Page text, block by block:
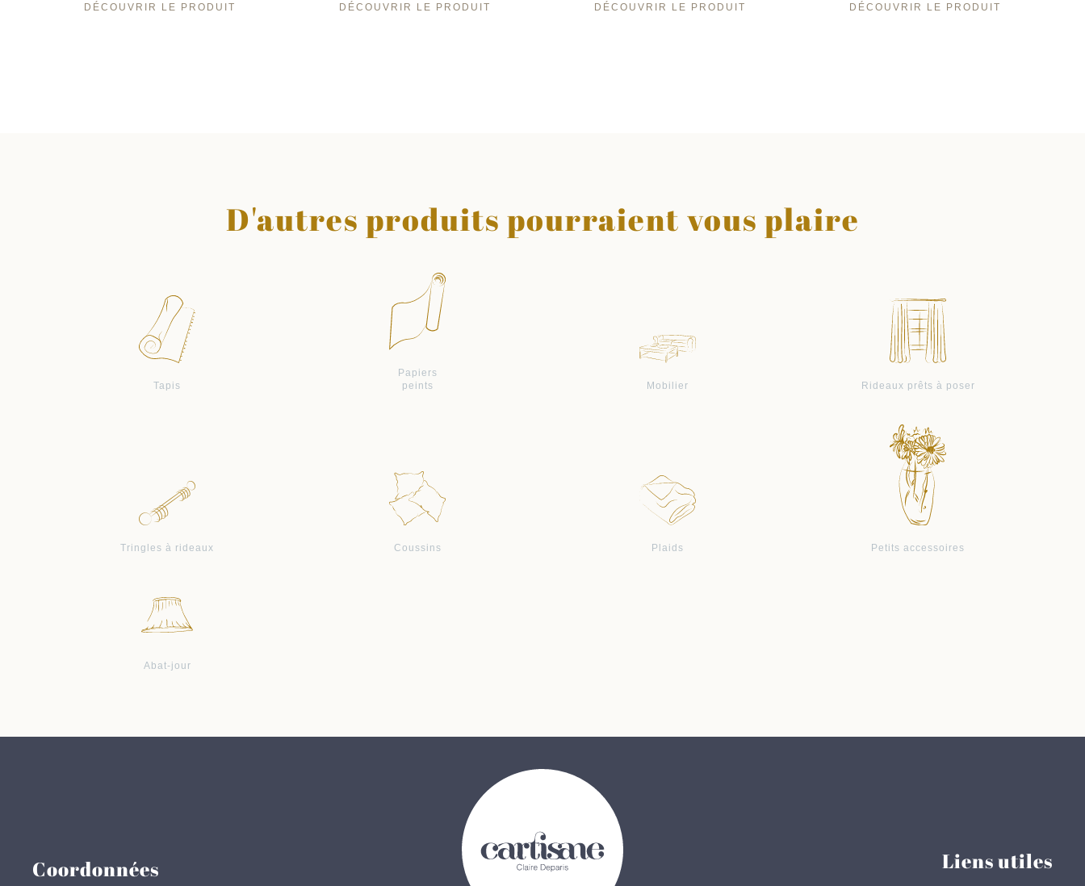
DÉCOUVRIR LE PRODUIT DÉCOUVRIR LE PRODUIT DÉCOUVRIR LE PRODUIT DÉCOUVRIR LE PRODUIT
D'autres produits pourraient vous plaire
Tapis
Papiers
peints
Mobilier Rideaux prêts à poser
Tringles à rideaux Coussins Plaids Petits accessoires
Abat-jour
Coordonnées Liens utiles